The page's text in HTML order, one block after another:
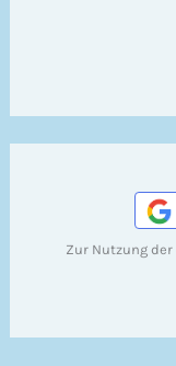
Zur Nutzung